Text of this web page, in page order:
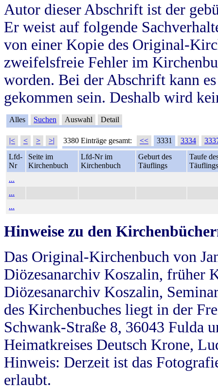
Autor dieser Abschrift ist der
Er weist auf folgende
von einer Kopie des Original-
zweifelsfreie Fehler im
worden. Bei der Abschrift kann
gekommen sein. Deshalb wird
Alles Suchen Auswahl Detail
|< < > >| 3380 Einträge gesamt: << 3331 3334
Lfd-
Nr
Seite im
Kirchenbuch
Lfd-Nr im
Kirchenbuch
Geburt des
Täuflings
Taufe
Täuflings
...
...
...
Hinweise zu den
Das Original-Kirchenbuch von
Diözesanarchiv Koszalin, früher
Diözesanarchiv Koszalin,
des Kirchenbuches liegt in der
Schwank-Straße 8, 36043 Fulda
Heimatkreises Deutsch Krone,
Hinweis: Derzeit ist das
erlaubt.